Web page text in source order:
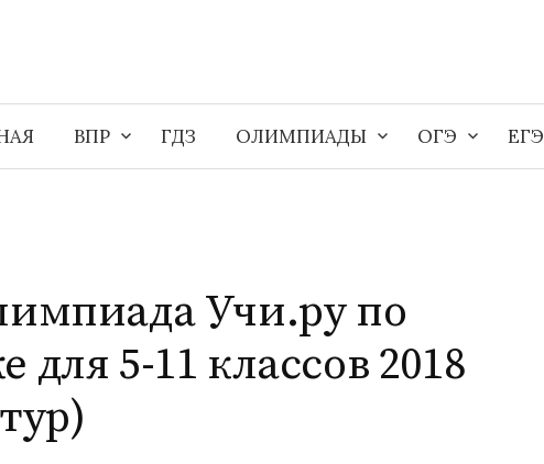
ВПР ГДЗ ОЛИМПИАДЫ ОГЭ ЕГЭ
Учи.ру по
для 5-11 классов 2018